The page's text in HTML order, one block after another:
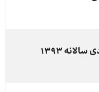
۱۳۹۳